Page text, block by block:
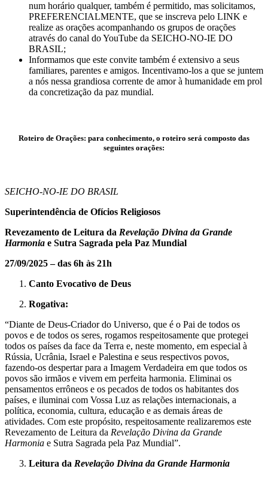
num horário qualquer, também é permitido, mas solicitamos,
PREFERENCIALMENTE, que se inscreva pelo LINK e
realize as orações acompanhando os grupos de orações
através do canal do YouTube da SEICHO-NO-IE DO
BRASIL;
Informamos que este convite também é extensivo a seus
familiares, parentes e amigos. Incentivamo-los a que se juntem
a nós nessa grandiosa corrente de amor à humanidade em prol
da concretização da paz mundial.
Roteiro de Orações: para conhecimento, o roteiro será composto das
seguintes orações:
SEICHO-NO-IE DO BRASIL
Superintendência de Ofícios Religiosos
Revezamento de Leitura da Revelação Divina da Grande
Harmonia e Sutra Sagrada pela Paz Mundial
27/09/2025 – das 6h às 21h
Canto Evocativo de Deus
Rogativa:
“Diante de Deus-Criador do Universo, que é o Pai de todos os
povos e de todos os seres, rogamos respeitosamente que protegei
todos os países da face da Terra e, neste momento, em especial à
Rússia, Ucrânia, Israel e Palestina e seus respectivos povos,
fazendo-os despertar para a Imagem Verdadeira em que todos os
povos são irmãos e vivem em perfeita harmonia. Eliminai os
pensamentos errôneos e os pecados de todos os habitantes dos
países, e iluminai com Vossa Luz as relações internacionais, a
política, economia, cultura, educação e as demais áreas de
atividades. Com este propósito, respeitosamente realizaremos este
Revezamento de Leitura da Revelação Divina da Grande
Harmonia e Sutra Sagrada pela Paz Mundial”.
Leitura da Revelação Divina da Grande Harmonia